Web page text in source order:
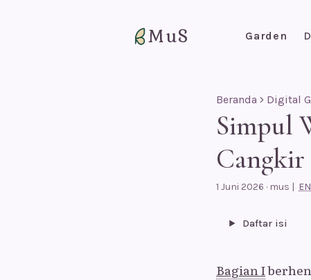
MuS Garden
Beranda Digital
Simpul
1 Juni 2026 · mus | EN
Daftar isi
Bagian I